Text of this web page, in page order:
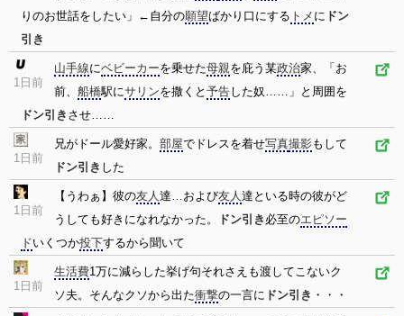
りのお世話をしたい」←自分の願望ばかり口にする トメ に ドン
引き
1日前
山手線にベビーカーを乗せた母親を庇う某政治家、「お
前、 船橋駅にサリンを撒くと 予告した奴……」と周囲を
ドン引き させ……
1日前
兄がドール愛好家。 部屋でドレスを着せ写真撮影 もして
ドン引き した
1日前
【うわぁ】彼の友人達…および友人達といる時の彼がど
うしても好きになれなかった。
ドン引き 必至のエピソー
ドいくつか投下するから聞いて
1日前
生活費1万に減らした挙げ句それさえも渡してこないク
ソ夫。そんなクソから出た衝撃の一言に ドン引き ・・・